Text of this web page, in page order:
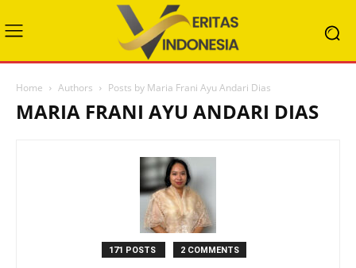
Home Authors Posts by Maria Frani Ayu Andari Dias
MARIA FRANI AYU ANDARI DIAS
171 POSTS 2 COMMENTS